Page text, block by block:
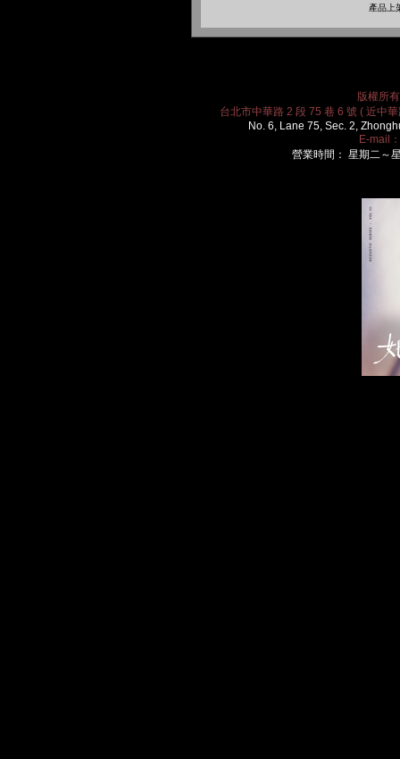
產品上
版權所
台北市中華路 2 段 75 巷 6 號 ( 近中
No. 6, Lane 75, Sec. 2,
E-mail：
營業時間： 星期二～